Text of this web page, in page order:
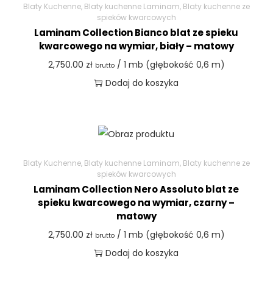
Blaty Kuchenne, Blaty kuchenne Laminam, Blaty kuchenne ze
spieków kwarcowych
Laminam Collection Bianco blat ze spieku
kwarcowego na wymiar, biały – matowy
2,750.00 zł brutto/ 1 mb (głębokość 0,6 m)
Dodaj do koszyka
Blaty Kuchenne, Blaty kuchenne Laminam, Blaty kuchenne ze
spieków kwarcowych
Laminam Collection Nero Assoluto blat ze
spieku kwarcowego na wymiar, czarny –
matowy
2,750.00 zł brutto/ 1 mb (głębokość 0,6 m)
Dodaj do koszyka